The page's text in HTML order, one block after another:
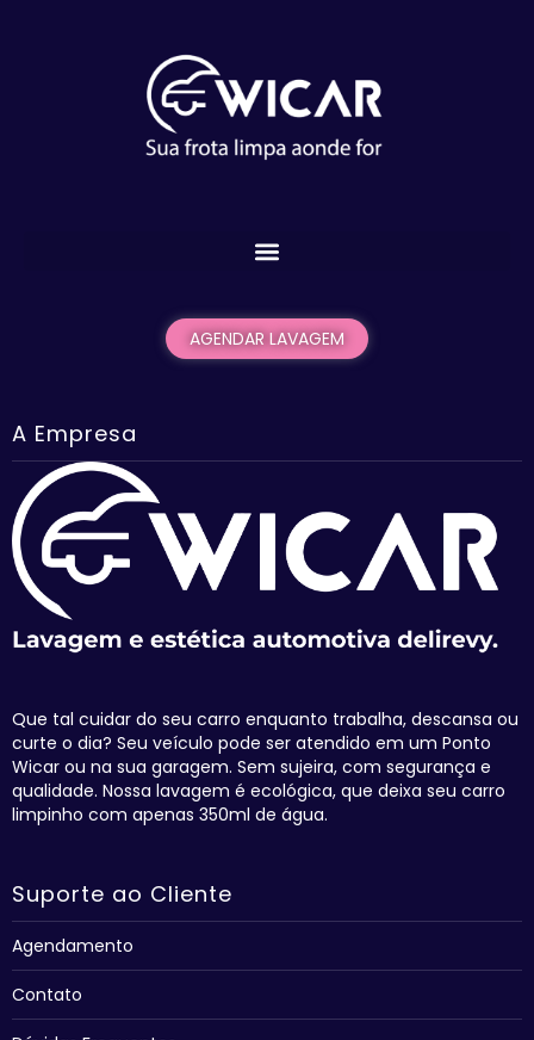
AGENDAR LAVAGEM
A Empresa
Que tal cuidar do seu carro enquanto trabalha, descansa ou
curte o dia? Seu veículo pode ser atendido em um Ponto
Wicar ou na sua garagem. Sem sujeira, com segurança e
qualidade. Nossa lavagem é ecológica, que deixa seu carro
limpinho com apenas 350ml de água.
Suporte ao Cliente
Agendamento
Contato